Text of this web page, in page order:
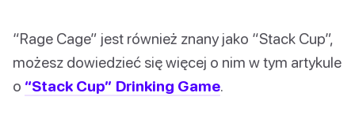
“Rage Cage” jest również znany jako “Stack Cup”,
możesz dowiedzieć się więcej o nim w tym artykule
o “Stack Cup” Drinking Game.